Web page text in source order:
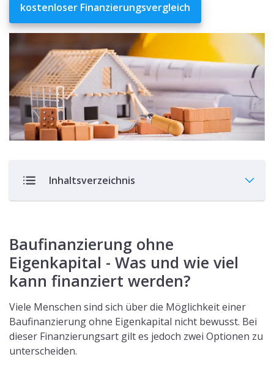
kostenloser Finanzierungsvergleich
Inhaltsverzeichnis
Baufinanzierung ohne
Eigenkapital - Was und wie viel
kann finanziert werden?
Viele Menschen sind sich über die Möglichkeit einer
Baufinanzierung ohne Eigenkapital nicht bewusst. Bei
dieser Finanzierungsart gilt es jedoch zwei Optionen zu
unterscheiden.